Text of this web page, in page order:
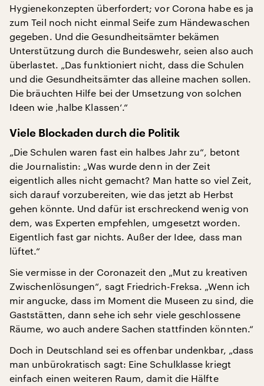
Hygienekonzepten überfordert; vor Corona habe es ja
zum Teil noch nicht einmal Seife zum Händewaschen
gegeben. Und die Gesundheitsämter bekämen
Unterstützung durch die Bundeswehr, seien also auch
überlastet. „Das funktioniert nicht, dass die Schulen
und die Gesundheitsämter das alleine machen sollen.
Die bräuchten Hilfe bei der Umsetzung von solchen
Ideen wie ‚halbe Klassen‘.“
Viele Blockaden durch die Politik
„Die Schulen waren fast ein halbes Jahr zu“, betont
die Journalistin: „Was wurde denn in der Zeit
eigentlich alles nicht gemacht? Man hatte so viel Zeit,
sich darauf vorzubereiten, wie das jetzt ab Herbst
gehen könnte. Und dafür ist erschreckend wenig von
dem, was Experten empfehlen, umgesetzt worden.
Eigentlich fast gar nichts. Außer der Idee, dass man
lüftet.“
Sie vermisse in der Coronazeit den „Mut zu kreativen
Zwischenlösungen“, sagt Friedrich-Freksa. „Wenn ich
mir angucke, dass im Moment die Museen zu sind, die
Gaststätten, dann sehe ich sehr viele geschlossene
Räume, wo auch andere Sachen stattfinden könnten.“
Doch in Deutschland sei es offenbar undenkbar, „dass
man unbürokratisch sagt: Eine Schulklasse kriegt
einfach einen weiteren Raum, damit die Hälfte